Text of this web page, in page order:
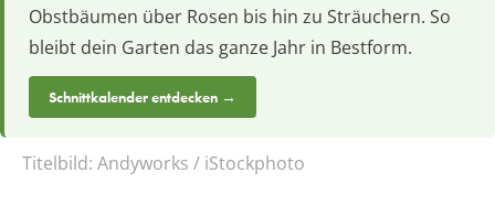
Obstbäumen über Rosen bis hin zu Sträuchern. So
bleibt dein Garten das ganze Jahr in Bestform.
Schnittkalender entdecken →
Titelbild: Andyworks / iStockphoto